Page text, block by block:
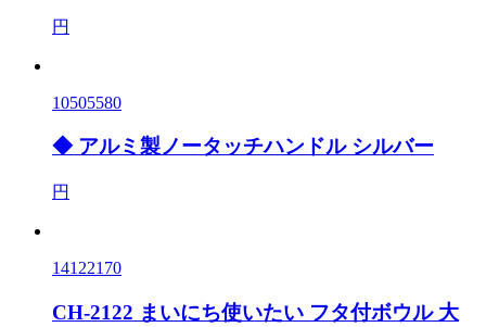
円
10505580
◆ アルミ製ノータッチハンドル シルバー
円
14122170
CH-2122 まいにち使いたい フタ付ボウル 大